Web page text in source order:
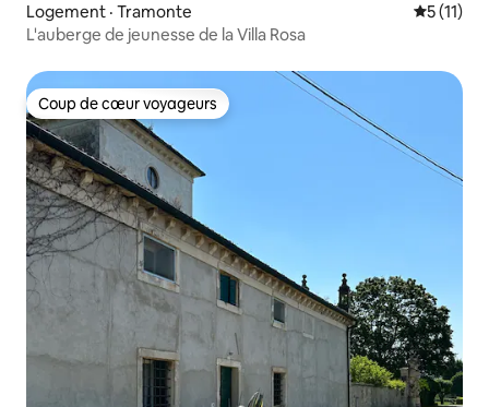
Logement · Tramonte Note
5 (11)
L'auberge de jeunesse de la Villa Rosa
Coup de cœur voyageurs
Coup de cœur voyageurs